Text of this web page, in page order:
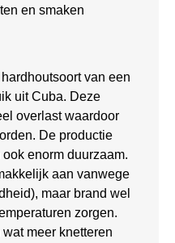
en smaken
van een
uit Cuba. Deze
overlast waardoor
De productie
enorm duurzaam.
aan vanwege
maar brand wel
zorgen.
meer knetteren